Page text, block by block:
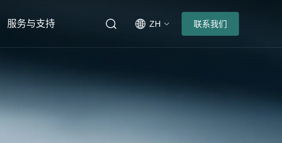
服务与支持 ZH 联系我们